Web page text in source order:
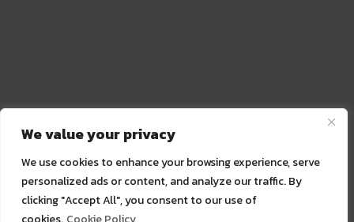
We value your privacy
We use cookies to enhance your browsing experience, serve
personalized ads or content, and analyze our traffic. By
clicking "Accept All", you consent to our use of